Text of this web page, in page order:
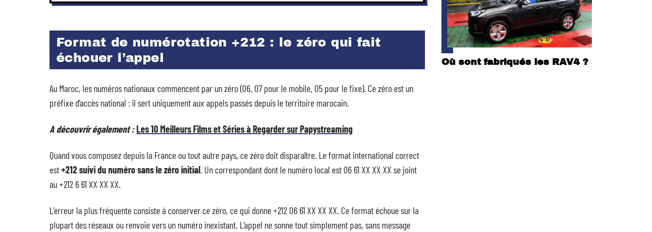
Format de numérotation +212 : le zéro qui fait
échouer l’appel
Au Maroc, les numéros nationaux commencent par un zéro (06, 07 pour le mobile, 05 pour le fixe). Ce zéro est un
préfixe d’accès national : il sert uniquement aux appels passés depuis le territoire marocain.
A découvrir également :Les 10 Meilleurs Films et Séries à Regarder sur Papystreaming
Quand vous composez depuis la France ou tout autre pays, ce zéro doit disparaître. Le format international correct
est+212 suivi du numéro sans le zéro initial. Un correspondant dont le numéro local est 06 61 XX XX XX se joint
au +212 6 61 XX XX XX.
L’erreur la plus fréquente consiste à conserver ce zéro, ce qui donne +212 06 61 XX XX XX. Ce format échoue sur la
plupart des réseaux ou renvoie vers un numéro inexistant. L’appel ne sonne tout simplement pas, sans message
Où sont fabriqués les RAV4 ?